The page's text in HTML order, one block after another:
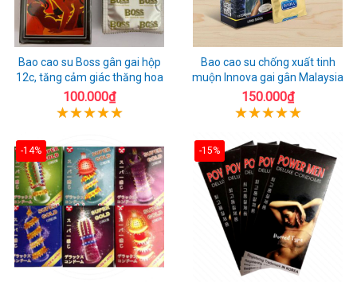
Bao cao su Boss gân gai hộp
12c, tăng cảm giác thăng hoa
100.000₫
Bao cao su chống xuất tinh
muộn Innova gai gân Malaysia
150.000₫
-14% -15%